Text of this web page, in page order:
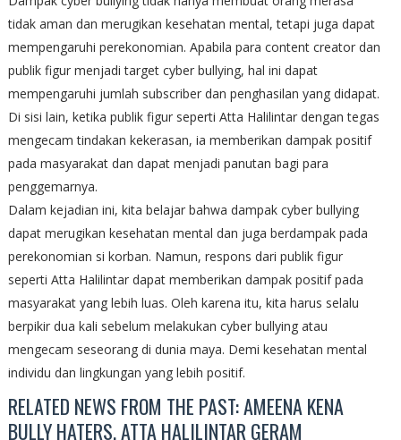
tidak aman dan merugikan kesehatan mental, tetapi juga dapat
mempengaruhi perekonomian. Apabila para content creator dan
publik figur menjadi target cyber bullying, hal ini dapat
mempengaruhi jumlah subscriber dan penghasilan yang didapat.
Di sisi lain, ketika publik figur seperti Atta Halilintar dengan tegas
mengecam tindakan kekerasan, ia memberikan dampak positif
pada masyarakat dan dapat menjadi panutan bagi para
penggemarnya.
Dalam kejadian ini, kita belajar bahwa dampak cyber bullying
dapat merugikan kesehatan mental dan juga berdampak pada
perekonomian si korban. Namun, respons dari publik figur
seperti Atta Halilintar dapat memberikan dampak positif pada
masyarakat yang lebih luas. Oleh karena itu, kita harus selalu
berpikir dua kali sebelum melakukan cyber bullying atau
mengecam seseorang di dunia maya. Demi kesehatan mental
individu dan lingkungan yang lebih positif.
RELATED NEWS FROM THE PAST: AMEENA KENA
BULLY HATERS, ATTA HALILINTAR GERAM